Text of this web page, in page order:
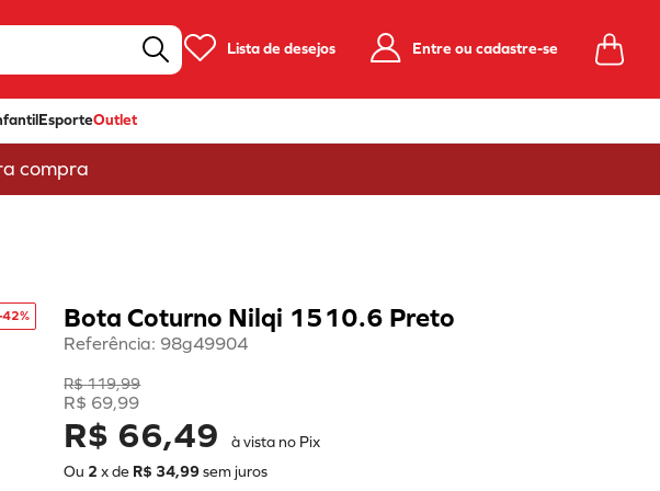
Lista de desejos Entre ou cadastre-se
EsporteOutlet
compra
42% Bota Coturno Nilqi 1510.6 Preto
Referência: 98g49904
R$119,99
R$ 69,99
R$ 66,49
à vista no Pix
Ou 2 x de R$ 34,99sem juros